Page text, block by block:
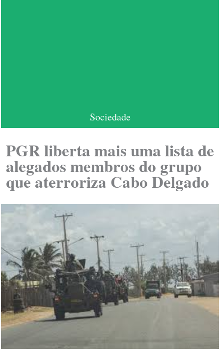
Sociedade
PGR liberta mais uma lista de
alegados membros do grupo
que aterroriza Cabo Delgado